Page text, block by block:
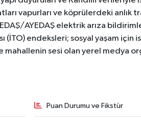
vapurları ve köprülerdeki anlık
AYEDAŞ elektrik arıza
(İTO) endeksleri; sosyal yaşam için
sesi olan yerel medya
Puan Durumu ve Fikstür